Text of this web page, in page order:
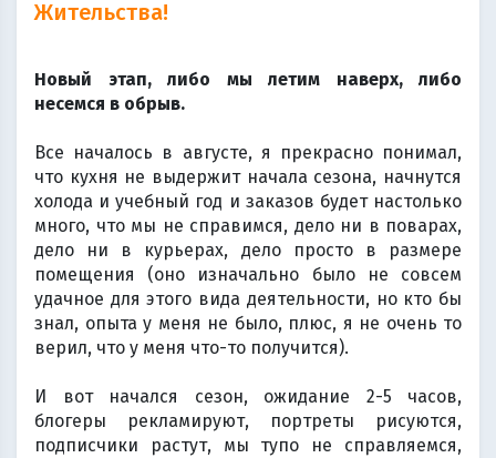
Жительства!
Новый этап, либо мы летим наверх, либо
несемся в обрыв.
Все началось в августе, я прекрасно понимал,
что кухня не выдержит начала сезона, начнутся
холода и учебный год и заказов будет настолько
много, что мы не справимся, дело ни в поварах,
дело ни в курьерах, дело просто в размере
помещения (оно изначально было не совсем
удачное для этого вида деятельности, но кто бы
знал, опыта у меня не было, плюс, я не очень то
верил, что у меня что-то получится).
И вот начался сезон, ожидание 2-5 часов,
блогеры рекламируют, портреты рисуются,
подписчики растут, мы тупо не справляемся,